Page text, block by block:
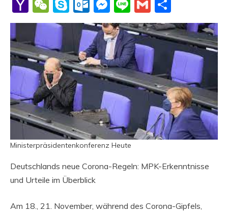
Yahoo
Mail
WeChat
SkypeOutlook.com
Messenger
LineGmail
Ministerpräsidentenkonferenz Heute
Deutschlands neue Corona-Regeln: MPK-Erkenntnisse
und Urteile im Überblick
Am 18., 21. November, während des Corona-Gipfels,